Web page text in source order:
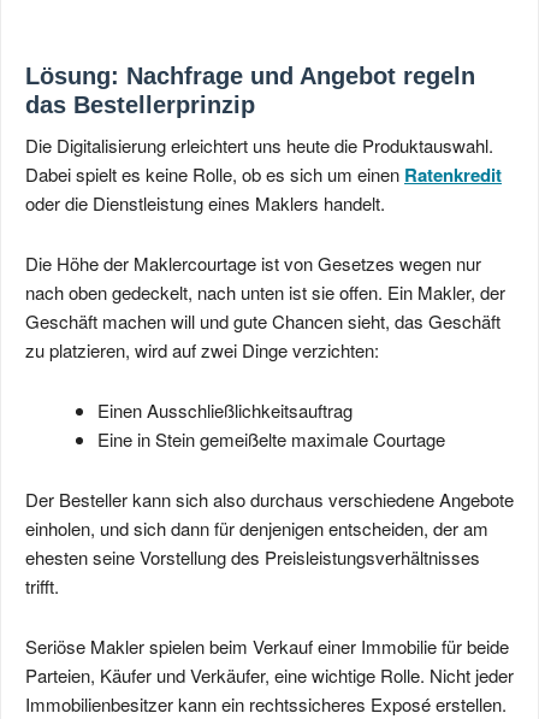
Lösung: Nachfrage und Angebot regeln
das Bestellerprinzip
Die Digitalisierung erleichtert uns heute die Produktauswahl.
Dabei spielt es keine Rolle, ob es sich um einen Ratenkredit
oder die Dienstleistung eines Maklers handelt.
Die Höhe der Maklercourtage ist von Gesetzes wegen nur
nach oben gedeckelt, nach unten ist sie offen. Ein Makler, der
Geschäft machen will und gute Chancen sieht, das Geschäft
zu platzieren, wird auf zwei Dinge verzichten:
Einen Ausschließlichkeitsauftrag
Eine in Stein gemeißelte maximale Courtage
Der Besteller kann sich also durchaus verschiedene Angebote
einholen, und sich dann für denjenigen entscheiden, der am
ehesten seine Vorstellung des Preisleistungsverhältnisses
trifft.
Seriöse Makler spielen beim Verkauf einer Immobilie für beide
Parteien, Käufer und Verkäufer, eine wichtige Rolle. Nicht jeder
Immobilienbesitzer kann ein rechtssicheres Exposé erstellen.